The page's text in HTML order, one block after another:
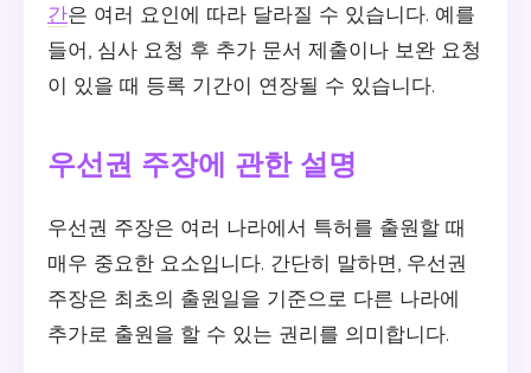
간은 여러 요인에 따라 달라질 수 있습니다. 예를
들어, 심사 요청 후 추가 문서 제출이나 보완 요청
이 있을 때 등록 기간이 연장될 수 있습니다.
우선권 주장에 관한 설명
우선권 주장은 여러 나라에서 특허를 출원할 때
매우 중요한 요소입니다. 간단히 말하면, 우선권
주장은 최초의 출원일을 기준으로 다른 나라에
추가로 출원을 할 수 있는 권리를 의미합니다.